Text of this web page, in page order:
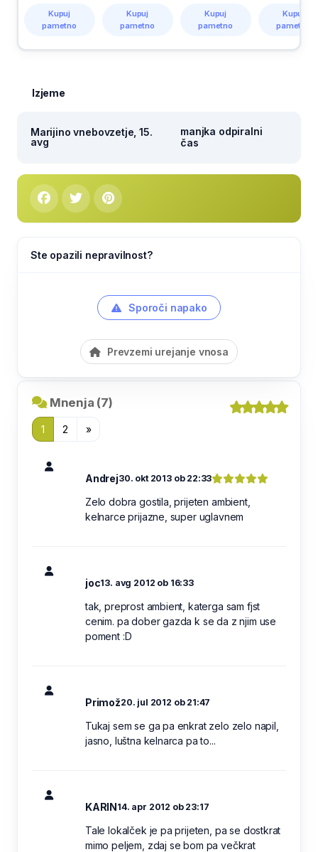
pametno
pametno
pametno
pametno
Izjeme
Marijino vnebovzetje, 15.
avg
manjka odpiralni
čas
Ste opazili nepravilnost?
Sporoči napako
Prevzemi urejanje vnosa
Mnenja (7)
1 2 »
Andrej30. okt 2013 ob 22:33
Zelo dobra gostila, prijeten ambient,
kelnarce prijazne, super uglavnem
joc13. avg 2012 ob 16:33
tak, preprost ambient, katerga sam fjst
cenim. pa dober gazda k se da z njim use
poment :D
Primož20. jul 2012 ob 21:47
Tukaj sem se ga pa enkrat zelo zelo napil,
jasno, luštna kelnarca pa to...
KARIN14. apr 2012 ob 23:17
Tale lokalček je pa prijeten, pa se dostkrat
mimo peljem, zdaj se bom pa večkrat